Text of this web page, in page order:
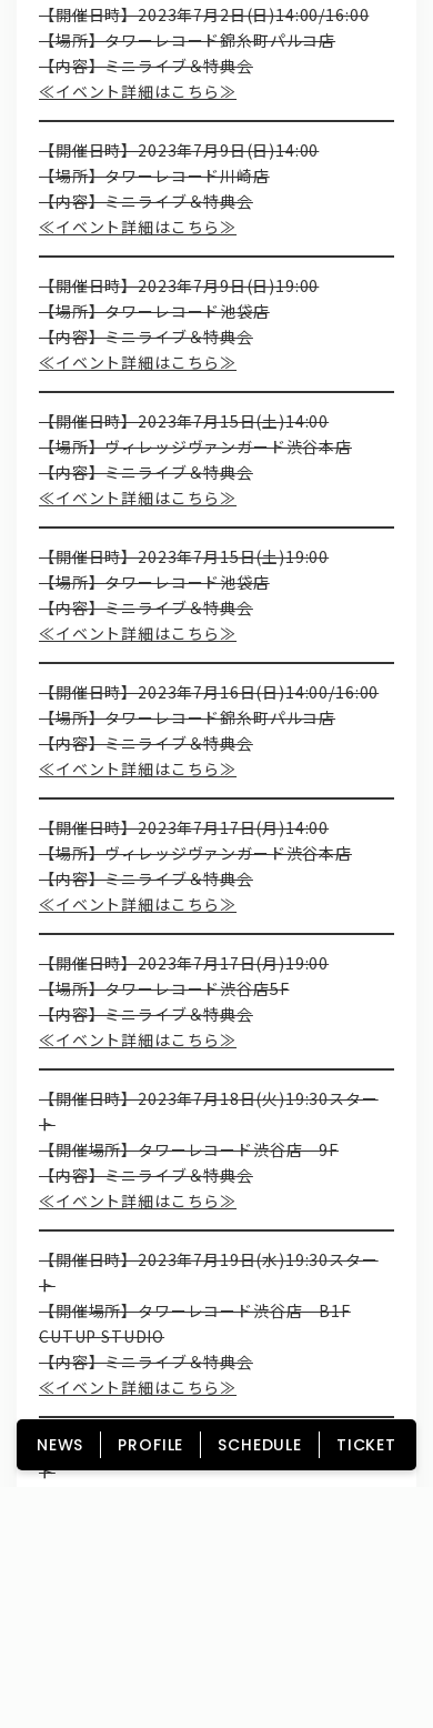
【開催日時】2023年7月2日(日)14:00/16:00
【場所】タワーレコード錦糸町パルコ店
【内容】ミニライブ＆特典会
≪イベント詳細はこちら≫
【開催日時】2023年7月9日(日)14:00
【場所】タワーレコード川崎店
【内容】ミニライブ＆特典会
≪イベント詳細はこちら≫
【開催日時】2023年7月9日(日)19:00
【場所】タワーレコード池袋店
【内容】ミニライブ＆特典会
≪イベント詳細はこちら≫
【開催日時】2023年7月15日(土)14:00
【場所】ヴィレッジヴァンガード渋谷本店
【内容】ミニライブ＆特典会
≪イベント詳細はこちら≫
【開催日時】2023年7月15日(土)19:00
【場所】タワーレコード池袋店
【内容】ミニライブ＆特典会
≪イベント詳細はこちら≫
【開催日時】2023年7月16日(日)14:00/16:00
【場所】タワーレコード錦糸町パルコ店
【内容】ミニライブ＆特典会
≪イベント詳細はこちら≫
【開催日時】2023年7月17日(月)14:00
【場所】ヴィレッジヴァンガード渋谷本店
【内容】ミニライブ＆特典会
≪イベント詳細はこちら≫
【開催日時】2023年7月17日(月)19:00
【場所】タワーレコード渋谷店5F
【内容】ミニライブ＆特典会
≪イベント詳細はこちら≫
【開催日時】2023年7月18日(火)19:30スター
ト
【開催場所】タワーレコード渋谷店 9F
【内容】ミニライブ＆特典会
≪イベント詳細はこちら≫
【開催日時】2023年7月19日(水)19:30スター
ト
【開催場所】タワーレコード渋谷店 B1F
CUTUP STUDIO
【内容】ミニライブ＆特典会
≪イベント詳細はこちら≫
【開催日時】2023年7月21日(金)19:30スター
ト
NEWS PROFILE SCHEDULE TICKET